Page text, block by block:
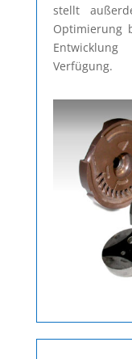
stellt
Optimierung
Verfügung.